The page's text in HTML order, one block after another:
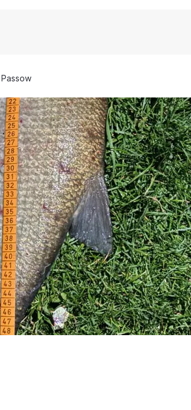
Passow